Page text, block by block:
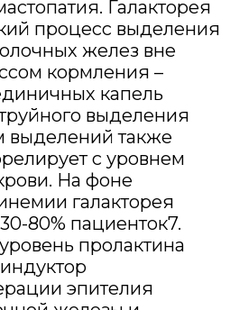
Галакторея
процесс выделения
желез вне
кормления –
капель
выделения
выделений также
с уровнем
На фоне
галакторея
80% пациенток7.
пролактина
эпителия